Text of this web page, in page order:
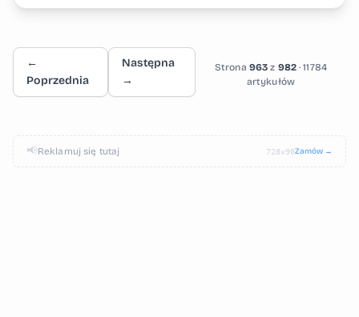
←
Poprzednia
Następna
→
Strona 963 z 982· 11784
artykułów
📢Reklamuj się tutaj 728×90Zamów →